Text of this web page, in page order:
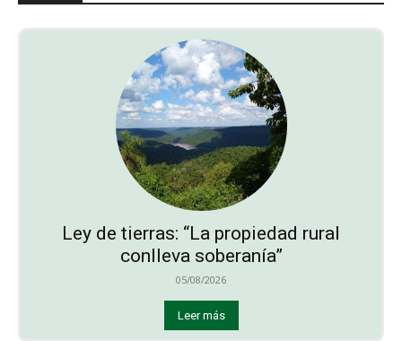
Ley de tierras: “La propiedad rural
conlleva soberanía”
05/08/2026
Leer más